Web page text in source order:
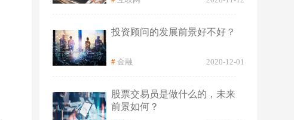
投资顾问的发展前景好不好？
# 金融 2020-12-01
股票交易员是做什么的，未来
前景如何？